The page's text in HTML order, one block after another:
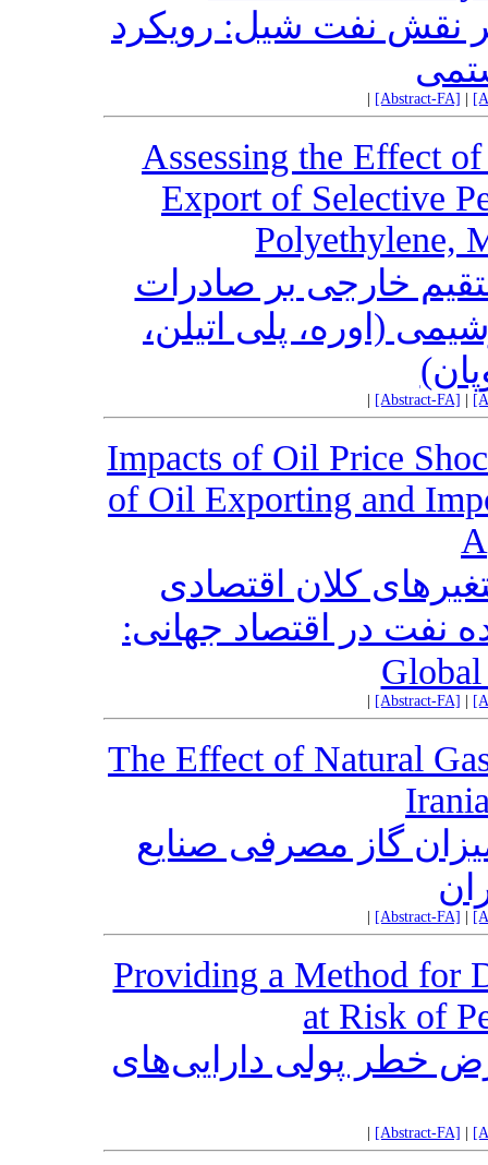
بر نقش نفت شیل: رویکرد
[Abstract-FA]
Assessing the Effect
Export of Selective
Polyethylene,
خارجی بر صادرات
(اوره، پلی اتیلن،
[Abstract-FA]
Impacts of Oil Price
of Oil Exporting and
کلان اقتصادی
نفت در اقتصاد جهانی:
[Abstract-FA]
The Effect of Natural
گاز مصرفی صنایع
[Abstract-FA]
Providing a Method for
at Risk of
خطر پولی دارایی‌های
[Abstract-FA]